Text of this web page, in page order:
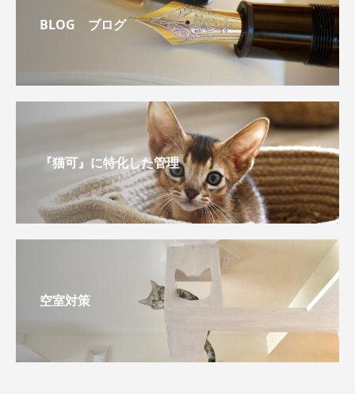
BLOG ブログ
『猫可』に特化した管理
空室対策